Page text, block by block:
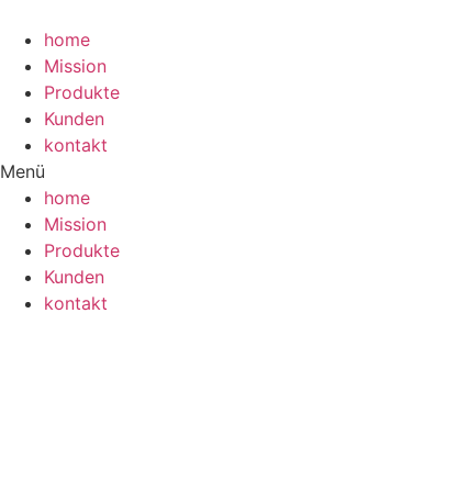
Inhalt
wechseln
home
Mission
Produkte
Kunden
kontakt
Menü
home
Mission
Produkte
Kunden
kontakt